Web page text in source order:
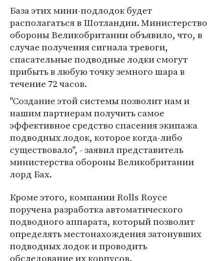
База этих мини-подлодок будет
располагаться в Шотландии. Министерство
обороны Великобритании объявило, что, в
случае получения сигнала тревоги,
спасательные подводные лодки смогут
прибыть в любую точку земного шара в
течение 72 часов.
"Создание этой системы позволит нам и
нашим партнерам получить самое
эффективное средство спасения экипажа
подводных лодок, которое когда-либо
существовало", - заявил представитель
министерства обороны Великобритании
лорд Бах.
Кроме этого, компании Rolls Royce
поручена разработка автоматического
подводного аппарата, который позволит
определять местонахождения затонувших
подводных лодок и проводить
обследование их корпусов.